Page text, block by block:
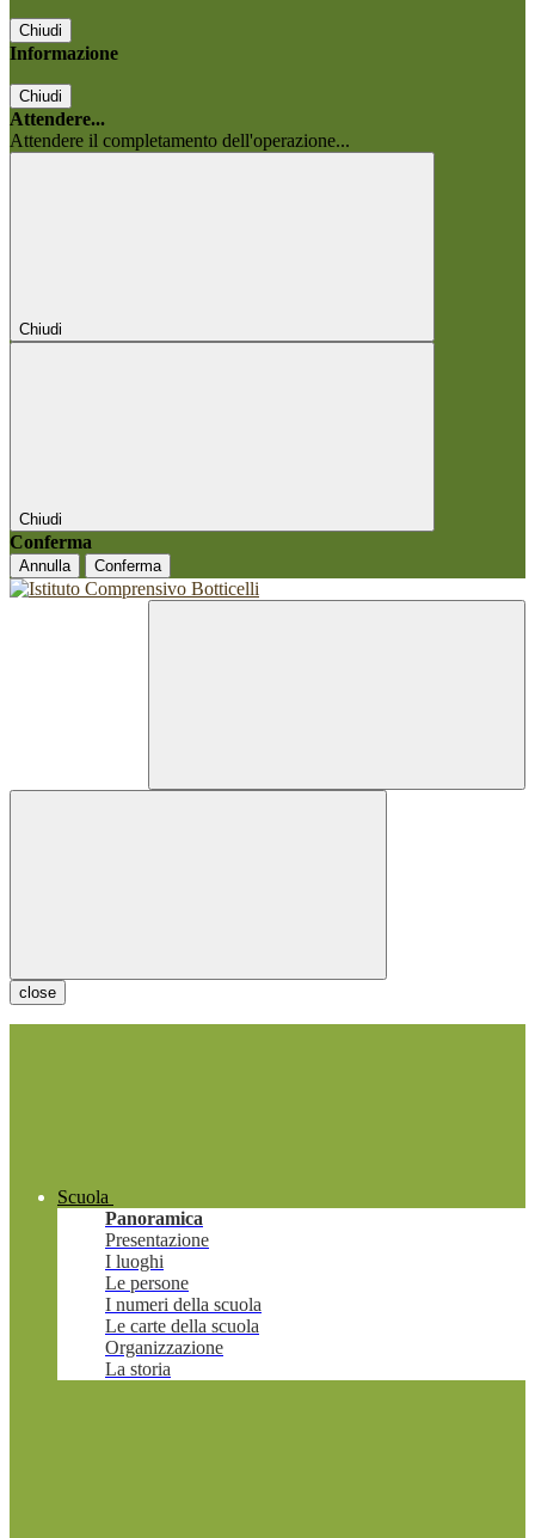
Chiudi
Informazione
Chiudi
Attendere...
Attendere il completamento dell'operazione...
Chiudi
Chiudi
Conferma
Annulla Conferma
close
Scuola
Panoramica
Presentazione
I luoghi
Le persone
I numeri della scuola
Le carte della scuola
Organizzazione
La storia